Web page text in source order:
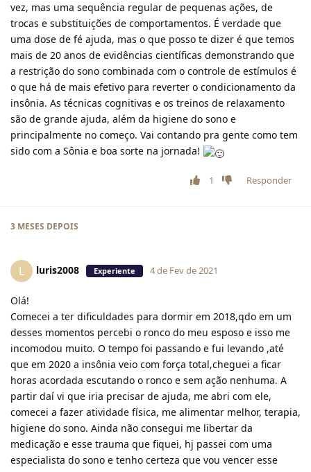
vez, mas uma sequência regular de pequenas ações, de
trocas e substituições de comportamentos. É verdade que
uma dose de fé ajuda, mas o que posso te dizer é que temos
mais de 20 anos de evidências científicas demonstrando que
a restrição do sono combinada com o controle de estímulos é
o que há de mais efetivo para reverter o condicionamento da
insônia. As técnicas cognitivas e os treinos de relaxamento
são de grande ajuda, além da higiene do sono e
principalmente no começo. Vai contando pra gente como tem
sido com a Sônia e boa sorte na jornada!
1 Responder
3 MESES DEPOIS
L luris2008 Experiente 4 de Fev de 2021
Olá!
Comecei a ter dificuldades para dormir em 2018,qdo em um
desses momentos percebi o ronco do meu esposo e isso me
incomodou muito. O tempo foi passando e fui levando ,até
que em 2020 a insônia veio com força total,cheguei a ficar
horas acordada escutando o ronco e sem ação nenhuma. A
partir daí vi que iria precisar de ajuda, me abri com ele,
comecei a fazer atividade física, me alimentar melhor, terapia,
higiene do sono. Ainda não consegui me libertar da
medicação e esse trauma que fiquei, hj passei com uma
especialista do sono e tenho certeza que vou vencer esse